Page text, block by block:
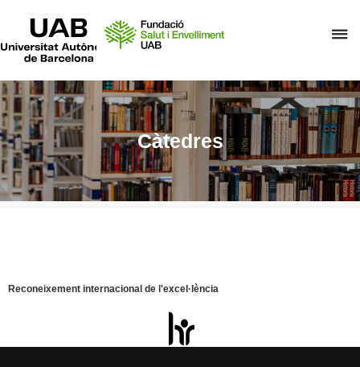
el
Càtedres
Reconeixement internacional de l'excel·lència
HR